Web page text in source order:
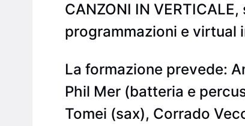
CANZONI IN
programmazioni e virtual
La formazione prevede:
Phil Mer (batteria e
Tomei (sax), Corrado